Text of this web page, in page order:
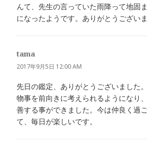
んて、先生の言っていた雨降って地固
になったようです。ありがとうござい
tama
り:
2017年9月5日 12:00 AM
先日の鑑定、ありがとうございました
物事を前向きに考えられるようになり
善する事ができました。今は仲良く過
て、毎日が楽しいです。